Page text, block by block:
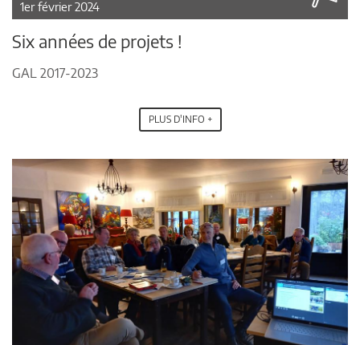
1er février 2024
Six années de projets !
GAL 2017-2023
PLUS D'INFO +